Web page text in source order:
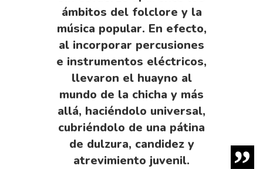
ámbitos del folclore y la
música popular. En efecto,
al incorporar percusiones
e instrumentos eléctricos,
llevaron el huayno al
mundo de la chicha y más
allá, haciéndolo universal,
cubriéndolo de una pátina
de dulzura, candidez y
atrevimiento juvenil.